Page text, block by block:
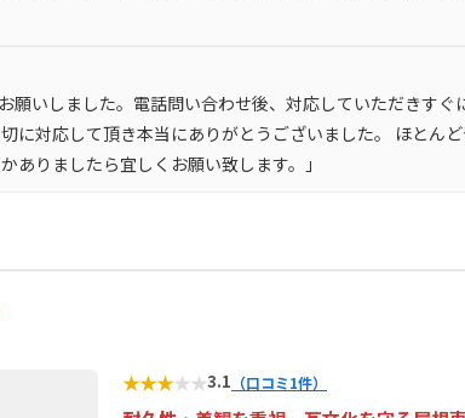
願いしました。電話問い合わせ後、対応していただきす
に対応して頂き本当にありがとうございました。 ほとん
ありましたら宜しくお願い致します。」
★★★★★3.1 （口コミ1件）